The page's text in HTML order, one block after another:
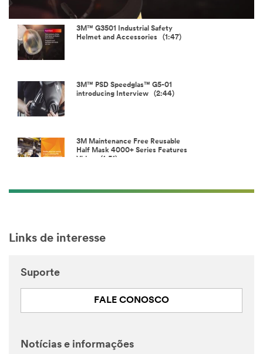
Video
3M™ G3501 Industrial Safety
Helmet and Accessories (1:47)
3M™ PSD Speedglas™ G5-01
introducing Interview (2:44)
3M Maintenance Free Reusable
Half Mask 4000+ Series Features
Links de interesse
Suporte
FALE CONOSCO
Notícias e informações